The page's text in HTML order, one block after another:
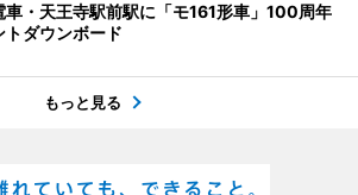
車・天王寺駅前駅に「モ161形車」100周年
トダウンボード
もっと見る